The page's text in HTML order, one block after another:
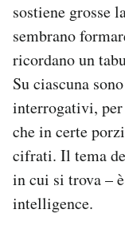
Hai bisogno di
Esci
sostiene grosse
sembrano
ricordano un
Su ciascuna
interrogativi,
che in certe
cifrati. Il tema
in cui si trova –
intelligence.